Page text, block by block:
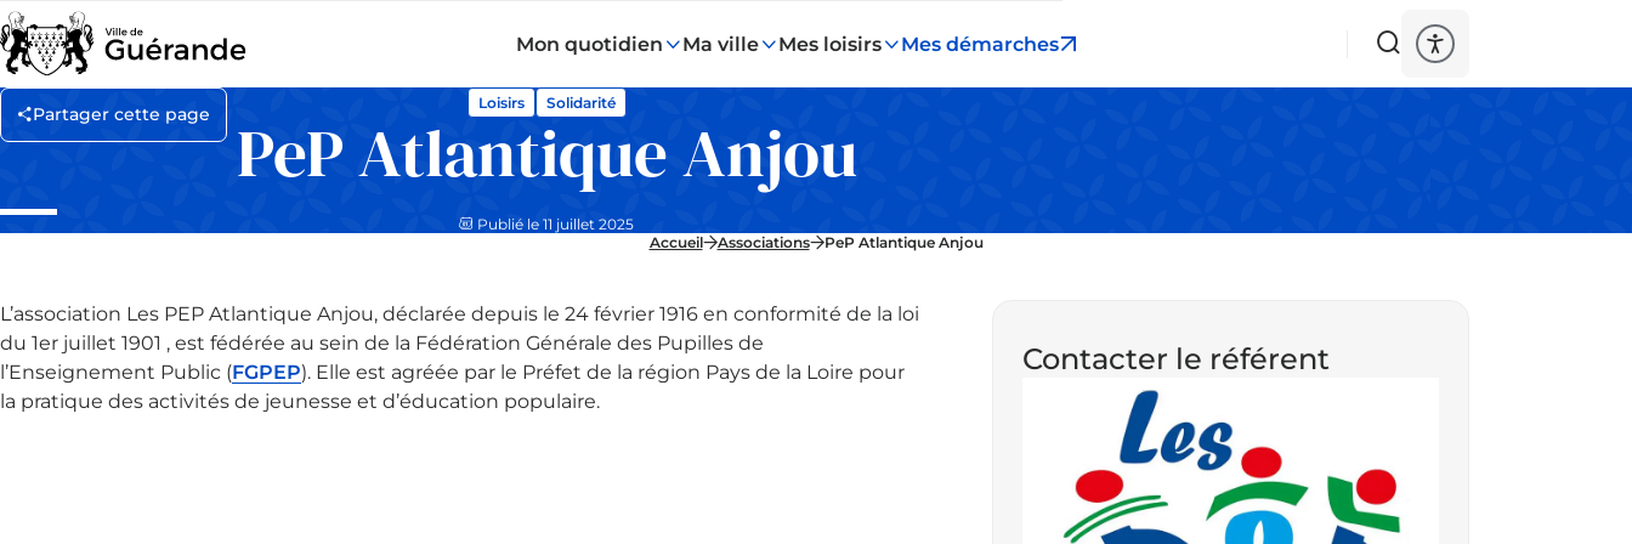
Mon quotidien Ma ville Mes loisirs Mes démarches
PeP Atlantique Anjou
Loisirs Solidarité
Publié le 11 juillet 2025
Partager cette page
Accueil Associations PeP Atlantique Anjou
L’association Les PEP Atlantique Anjou, déclarée depuis le 24 février 1916 en conformité de la loi
du 1er juillet 1901 , est fédérée au sein de la Fédération Générale des Pupilles de
l’Enseignement Public (FGPEP). Elle est agréée par le Préfet de la région Pays de la Loire pour
la pratique des activités de jeunesse et d’éducation populaire.
Contacter le référent